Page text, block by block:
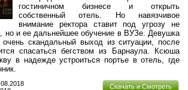
гостиничном бизнесе и открыть
собственный отель. Но навязчивое
внимание ректора ставит под угрозу не
но и ее дальнейшее обучение в ВУЗе. Девушка
скандальный выход из ситуации, после
спасаться бегством из Барнаула. Ксюша
в надежде устроиться портье в отель, где
Скачать и Смотреть